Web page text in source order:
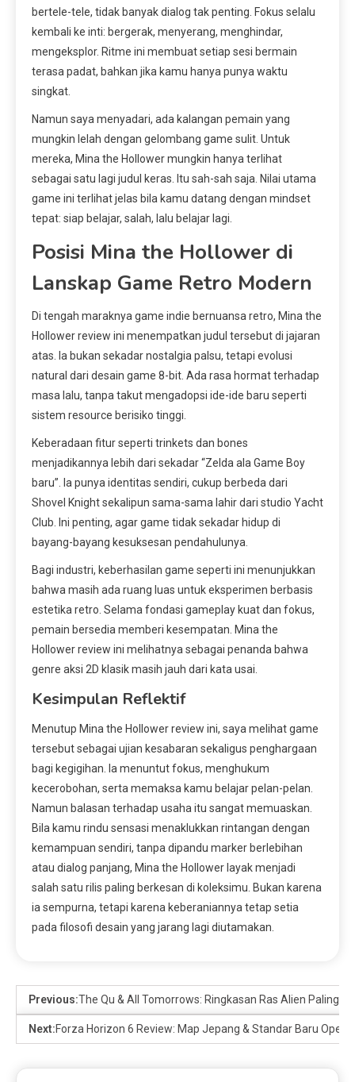
bertele-tele, tidak banyak dialog tak penting. Fokus selalu
kembali ke inti: bergerak, menyerang, menghindar,
mengeksplor. Ritme ini membuat setiap sesi bermain
terasa padat, bahkan jika kamu hanya punya waktu
singkat.
Namun saya menyadari, ada kalangan pemain yang
mungkin lelah dengan gelombang game sulit. Untuk
mereka, Mina the Hollower mungkin hanya terlihat
sebagai satu lagi judul keras. Itu sah-sah saja. Nilai utama
game ini terlihat jelas bila kamu datang dengan mindset
tepat: siap belajar, salah, lalu belajar lagi.
Posisi Mina the Hollower di
Lanskap Game Retro Modern
Di tengah maraknya game indie bernuansa retro, Mina the
Hollower review ini menempatkan judul tersebut di jajaran
atas. Ia bukan sekadar nostalgia palsu, tetapi evolusi
natural dari desain game 8-bit. Ada rasa hormat terhadap
masa lalu, tanpa takut mengadopsi ide-ide baru seperti
sistem resource berisiko tinggi.
Keberadaan fitur seperti trinkets dan bones
menjadikannya lebih dari sekadar “Zelda ala Game Boy
baru”. Ia punya identitas sendiri, cukup berbeda dari
Shovel Knight sekalipun sama-sama lahir dari studio Yacht
Club. Ini penting, agar game tidak sekadar hidup di
bayang-bayang kesuksesan pendahulunya.
Bagi industri, keberhasilan game seperti ini menunjukkan
bahwa masih ada ruang luas untuk eksperimen berbasis
estetika retro. Selama fondasi gameplay kuat dan fokus,
pemain bersedia memberi kesempatan. Mina the
Hollower review ini melihatnya sebagai penanda bahwa
genre aksi 2D klasik masih jauh dari kata usai.
Kesimpulan Reflektif
Menutup Mina the Hollower review ini, saya melihat game
tersebut sebagai ujian kesabaran sekaligus penghargaan
bagi kegigihan. Ia menuntut fokus, menghukum
kecerobohan, serta memaksa kamu belajar pelan-pelan.
Namun balasan terhadap usaha itu sangat memuaskan.
Bila kamu rindu sensasi menaklukkan rintangan dengan
kemampuan sendiri, tanpa dipandu marker berlebihan
atau dialog panjang, Mina the Hollower layak menjadi
salah satu rilis paling berkesan di koleksimu. Bukan karena
ia sempurna, tetapi karena keberaniannya tetap setia
pada filosofi desain yang jarang lagi diutamakan.
Previous:The Qu & All Tomorrows: Ringkasan Ras Alien Paling
Next:Forza Horizon 6 Review: Map Jepang & Standar Baru Open-